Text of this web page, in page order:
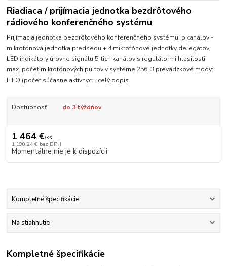
Riadiaca / prijímacia jednotka bezdrôtového
rádiového konferenčného systému
Prijímacia jednotka bezdrôtového konferenčného systému, 5 kanálov -
mikrofónová jednotka predsedu + 4 mikrofónové jednotky delegátov,
LED indikátory úrovne signálu 5-tich kanálov s regulátormi hlasitosti,
max. počet mikrofónových pultov v systéme 256, 3 prevádzkové módy:
FIFO (počet súčasne aktívnyc... celý popis
Dostupnosť do 3 týždňov
1 464 €/ks
1 190,24 € bez DPH
Momentálne nie je k dispozícii
Kompletné špecifikácie
Na stiahnutie
Kompletné špecifikácie